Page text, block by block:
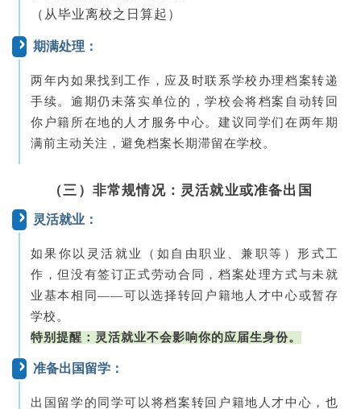
（从毕业离校之日算起）
期满处理：
两年内如果找到工作，应及时联系学校办理档案转递
手续。逾期仍未落实单位的，学校会将档案自动转回
你户籍所在地的人才服务中心。建议同学们在两年期
满前主动关注，避免档案长期滞留在学校。
（三）非常规情况：灵活就业或准备出国
灵活就业：
如果你以灵活就业（如自由职业、兼职等）形式工
作，但没有签订正式劳动合同，档案处理方式与未就
业基本相同——可以选择转回户籍地人才中心或暂存
学校。
特别提醒：灵活就业不会影响你的应届生身份。
准备出国留学：
出国留学的同学可以将档案转回户籍地人才中心，也